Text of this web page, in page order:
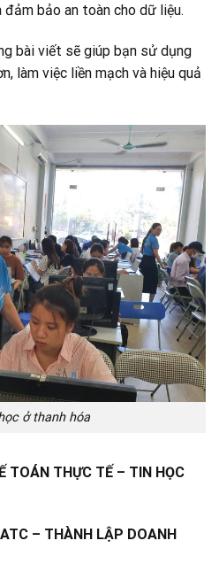
bảo an toàn cho dữ liệu.
bài viết sẽ giúp bạn sử dụng
làm việc liền mạch và hiệu quả
ở thanh hóa
TOÁN THỰC TẾ – TIN HỌC
– THÀNH LẬP DOANH